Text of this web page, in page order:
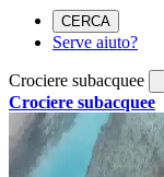
CERCA
Serve aiuto?
Crociere subacquee
Crociere subacquee